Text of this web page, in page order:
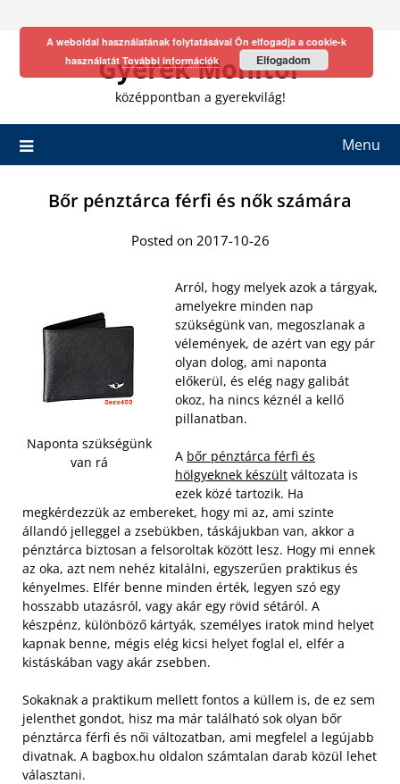
Gyerek Monitor
középpontban a gyerekvilág!
Menu
Bőr pénztárca férfi és nők számára
Posted on 2017-10-26
Naponta szükségünk
van rá
Arról, hogy melyek azok a tárgyak,
amelyekre minden nap
szükségünk van, megoszlanak a
vélemények, de azért van egy pár
olyan dolog, ami naponta
előkerül, és elég nagy galibát
okoz, ha nincs kéznél a kellő
pillanatban.
A bőr pénztárca férfi és
hölgyeknek készült változata is
ezek közé tartozik. Ha
megkérdezzük az embereket, hogy mi az, ami szinte
állandó jelleggel a zsebükben, táskájukban van, akkor a
pénztárca biztosan a felsoroltak között lesz. Hogy mi ennek
az oka, azt nem nehéz kitalálni, egyszerűen praktikus és
kényelmes. Elfér benne minden érték, legyen szó egy
hosszabb utazásról, vagy akár egy rövid sétáról. A
készpénz, különböző kártyák, személyes iratok mind helyet
kapnak benne, mégis elég kicsi helyet foglal el, elfér a
kistáskában vagy akár zsebben.
Sokaknak a praktikum mellett fontos a küllem is, de ez sem
jelenthet gondot, hisz ma már található sok olyan bőr
pénztárca férfi és női változatban, ami megfelel a legújabb
divatnak. A bagbox.hu oldalon számtalan darab közül lehet
választani.
A weboldal használatának folytatásával Ön elfogadja a cookie-k
használatát További információk Elfogadom